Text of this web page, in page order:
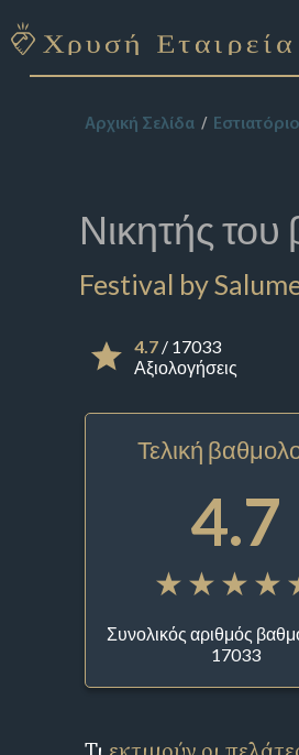
Αρχική Σελίδα
Νικητής του
Festival by
4.7/ 17033
Αξιολογήσεις
Τελική
4.7
Συνολικός αριθμός
17033